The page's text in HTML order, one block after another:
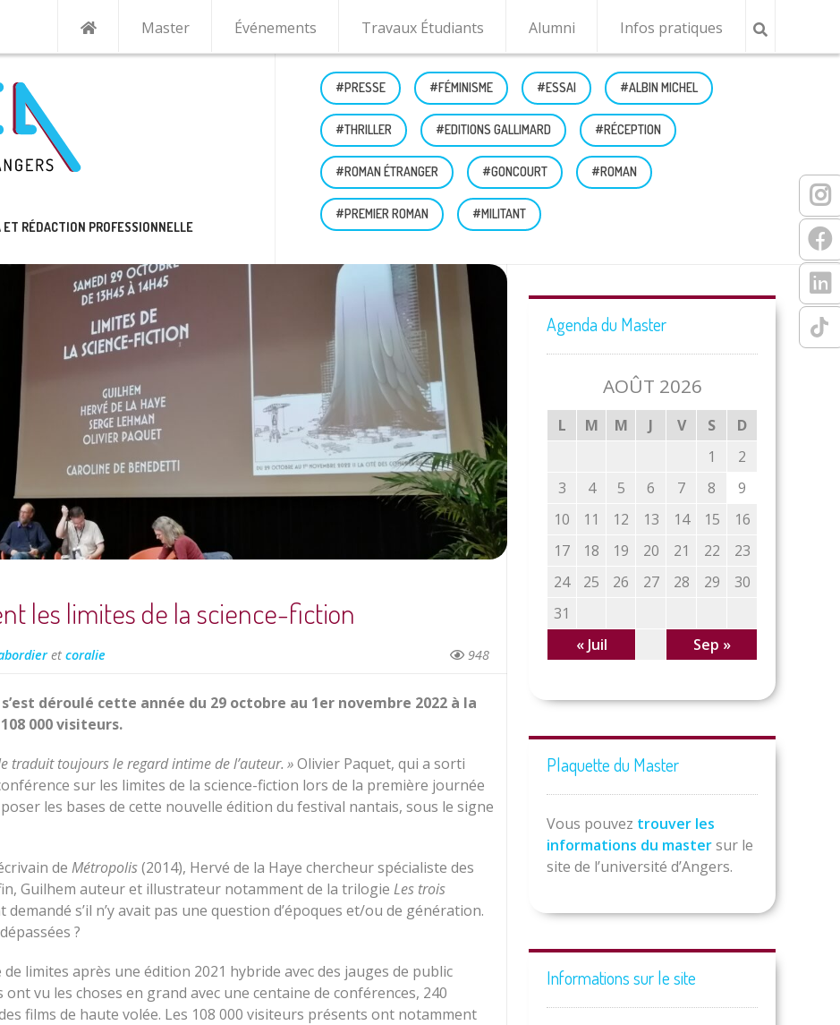
Master Événements Travaux Étudiants Alumni Infos pratiques
RÉDACTION PROFESSIONNELLE
#PRESSE #FÉMINISME #ESSAI #ALBIN MICHEL
#THRILLER #EDITIONS GALLIMARD #RÉCEPTION
#ROMAN ÉTRANGER #GONCOURT #ROMAN
#PREMIER ROMAN #MILITANT
les limites de la science-fiction
et coralie 948
s’est déroulé cette année du 29 octobre au 1er novembre 2022 à la
000 visiteurs.
traduit toujours le regard intime de l’auteur. »Olivier Paquet, qui a sorti
sur les limites de la science-fiction lors de la première journée
les bases de cette nouvelle édition du festival nantais, sous le signe
de Métropolis(2014), Hervé de la Haye chercheur spécialiste des
Guilhem auteur et illustrateur notamment de la trilogie Les trois
demandé s’il n’y avait pas une question d’époques et/ou de génération.
?
limites après une édition 2021 hybride avec des jauges de public
vu les choses en grand avec une centaine de conférences, 240
films de haute volée. Les 108 000 visiteurs présents ont notamment
Agenda du Master
AOÛT 2026
L M M J V S
D
1
2
3
4 5 6 7 8
9
10
11 12 13 14 15
16
17
18 19 20 21 22
23
24
25 26 27 28 29
30
31
« Juil
Sep »
Plaquette du Master
Vous pouvez trouver les
informations du mastersur le
site de l’université d’Angers.
Informations sur le site